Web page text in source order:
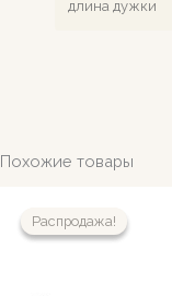
длина дужки
Похожие товары
Распродажа!
Распродажа!